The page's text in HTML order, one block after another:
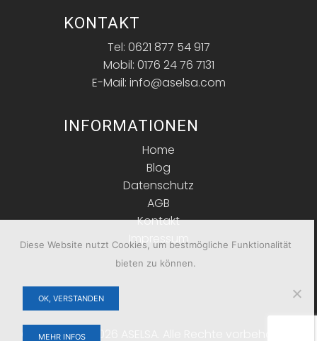
KONTAKT
Tel: 0621 877 54 917
Mobil: 0176 24 76 7131
E-Mail: info@aselsa.com
INFORMATIONEN
Home
Blog
Datenschutz
AGB
Kontakt
Impressum
Copyright © 2026 ASELSA. Alle Rechte vorbehalten.
Diese Website nutzt Cookies, um bestmögliche Funktionalität
bieten zu können.
OK, VERSTANDEN
MEHR INFOS